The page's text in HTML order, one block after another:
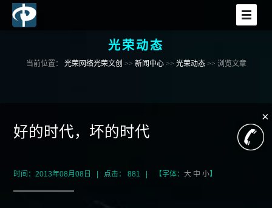
电商平台
光荣动态
当前位置： 光荣网络光荣文创 >> 新闻中心>> 光荣动态>> 浏览文章
好的时代，坏的时代
时间：2013年08月08日 | 点击： 881 | 【字体：大 中 小】
×